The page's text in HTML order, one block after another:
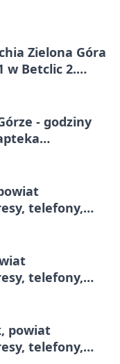
Zielona Góra
w Betclic 2.
strzelecki
- godziny
telefony,
telefony,
powiat
telefony,